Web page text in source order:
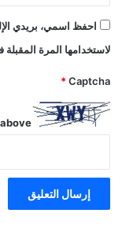
احفظ اسمي، بريدي
لاستخدامها المرة
Captcha
*